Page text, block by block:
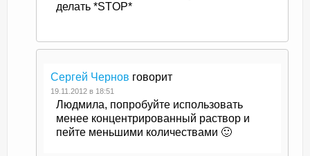
делать *STOP*
Сергей Чернов говорит
19.11.2012 в 18:51
Людмила, попробуйте использовать
менее концентрированный раствор и
пейте меньшими количествами 🙂